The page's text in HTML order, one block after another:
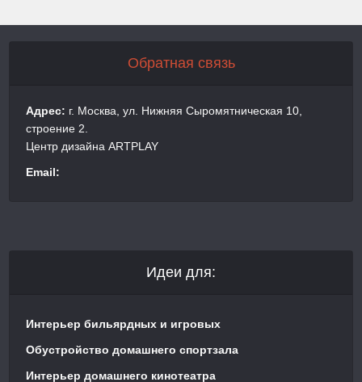
Обратная связь
Адрес: г. Москва, ул. Нижняя Сыромятническая 10,
строение 2.
Центр дизайна ARTPLAY
Email:
Идеи для:
Интерьер бильярдных и игровых
Обустройство домашнего спортзала
Интерьер домашнего кинотеатра